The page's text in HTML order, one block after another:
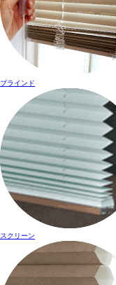
ブラインド
スクリーン